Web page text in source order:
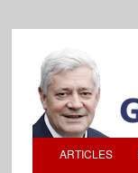
ARTICLES